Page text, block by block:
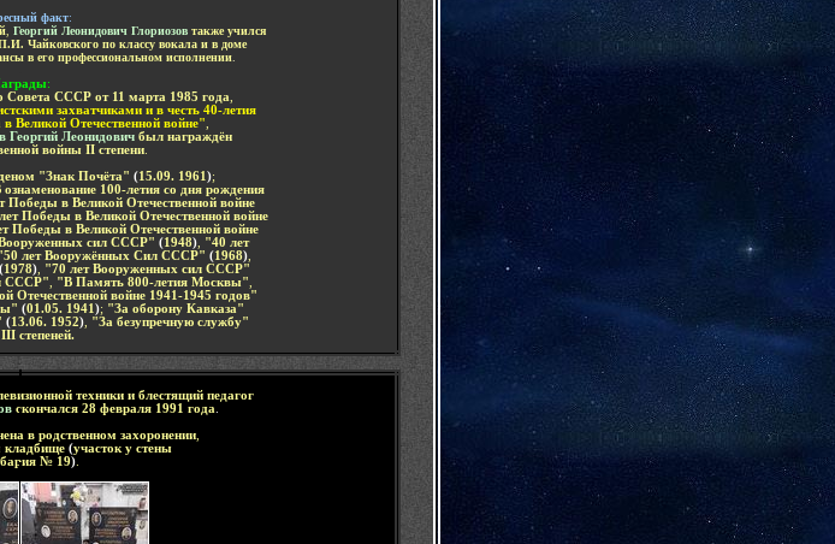
факт:
, Георгий Леонидович Глориозов также учился
Чайковского по классу вокала и в доме
в его профессиональном исполнении.
аграды:
Совета СССР от 11 марта 1985 года
захватчиками и в честь 40-летия
Великой Отечественной войне"
Георгий Леонидович был награждён
войны II степени.
"Знак Почёта" (15.09. 1961 );
ознаменование 100-летия со дня рождения
Победы в Великой Отечественной войне
Победы в Великой Отечественной войне
Победы в Великой Отечественной войне
сил СССР" (1948),
"40 лет
лет Вооружённых Сил СССР" (1968),
(1978)
"70 лет Вооруженных сил СССР"
СССР" "В Память 800-летия Москвы"
Отечественной войне 1941-1945 годов"
(01.05. 1941 ); "За оборону Кавказа"
(13.06. 1952)
"За безупречную службу"
III степеней.
-
техники и блестящий педагог
скончался 28 февраля 1991 года
в родственном захоронении
кладбище(участок у стены
№ 19).